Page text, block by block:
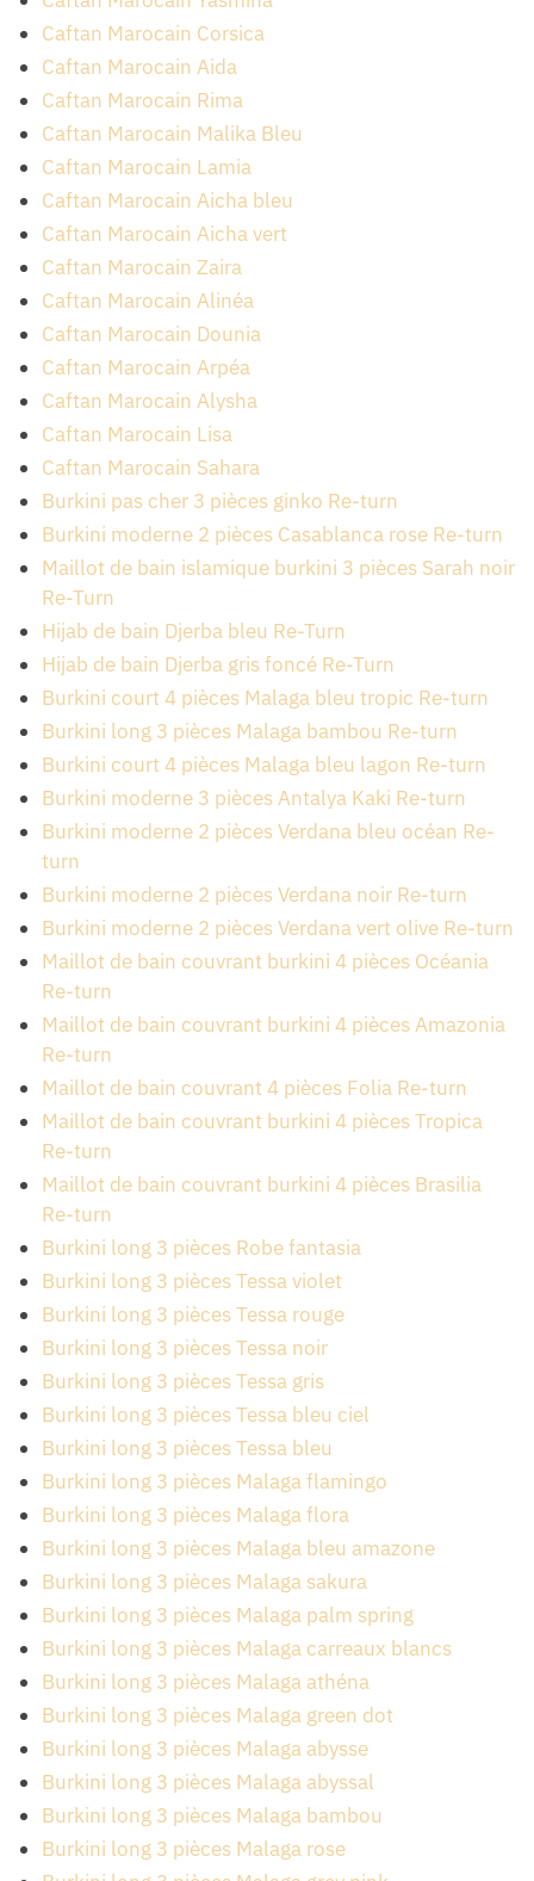
Caftan Marocain Corsica
Caftan Marocain Aida
Caftan Marocain Rima
Caftan Marocain Malika Bleu
Caftan Marocain Lamia
Caftan Marocain Aicha bleu
Caftan Marocain Aicha vert
Caftan Marocain Zaira
Caftan Marocain Alinéa
Caftan Marocain Dounia
Caftan Marocain Arpéa
Caftan Marocain Alysha
Caftan Marocain Lisa
Caftan Marocain Sahara
Burkini pas cher 3 pièces ginko Re-turn
Burkini moderne 2 pièces Casablanca rose Re-turn
Maillot de bain islamique burkini 3 pièces Sarah noir
Re-Turn
Hijab de bain Djerba bleu Re-Turn
Hijab de bain Djerba gris foncé Re-Turn
Burkini court 4 pièces Malaga bleu tropic Re-turn
Burkini long 3 pièces Malaga bambou Re-turn
Burkini court 4 pièces Malaga bleu lagon Re-turn
Burkini moderne 3 pièces Antalya Kaki Re-turn
Burkini moderne 2 pièces Verdana bleu océan Re-
turn
Burkini moderne 2 pièces Verdana noir Re-turn
Burkini moderne 2 pièces Verdana vert olive Re-turn
Maillot de bain couvrant burkini 4 pièces Océania
Re-turn
Maillot de bain couvrant burkini 4 pièces Amazonia
Re-turn
Maillot de bain couvrant 4 pièces Folia Re-turn
Maillot de bain couvrant burkini 4 pièces Tropica
Re-turn
Maillot de bain couvrant burkini 4 pièces Brasilia
Re-turn
Burkini long 3 pièces Robe fantasia
Burkini long 3 pièces Tessa violet
Burkini long 3 pièces Tessa rouge
Burkini long 3 pièces Tessa noir
Burkini long 3 pièces Tessa gris
Burkini long 3 pièces Tessa bleu ciel
Burkini long 3 pièces Tessa bleu
Burkini long 3 pièces Malaga flamingo
Burkini long 3 pièces Malaga flora
Burkini long 3 pièces Malaga bleu amazone
Burkini long 3 pièces Malaga sakura
Burkini long 3 pièces Malaga palm spring
Burkini long 3 pièces Malaga carreaux blancs
Burkini long 3 pièces Malaga athéna
Burkini long 3 pièces Malaga green dot
Burkini long 3 pièces Malaga abysse
Burkini long 3 pièces Malaga abyssal
Burkini long 3 pièces Malaga bambou
Burkini long 3 pièces Malaga rose